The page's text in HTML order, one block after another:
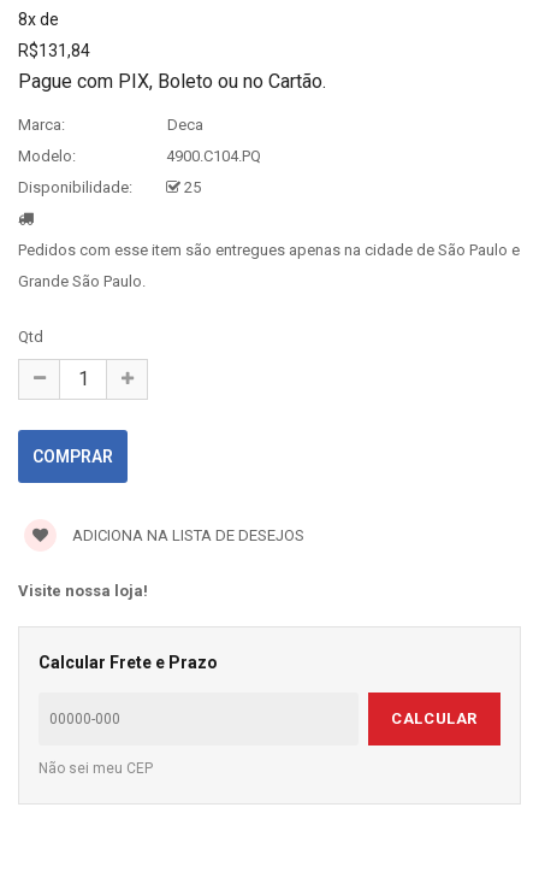
8x de
R$131,84
Pague com PIX, Boleto ou no Cartão.
Marca:
Deca
Modelo:
4900.C104.PQ
Disponibilidade:
25
Pedidos com esse item são entregues apenas na cidade de São Paulo e
Grande São Paulo.
Qtd
ADICIONA NA LISTA DE DESEJOS
Visite nossa loja!
Calcular Frete e Prazo
CALCULAR
Não sei meu CEP